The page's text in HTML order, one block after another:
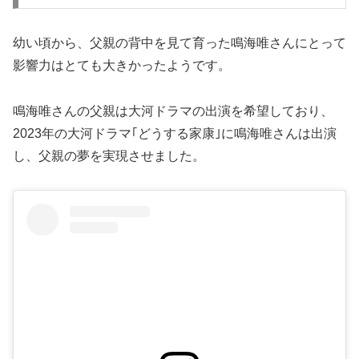
幼い頃から、父親の背中を見て育った鳴海唯さんにとって
影響力はとても大きかったようです。
鳴海唯さんの父親は大河ドラマの出演を希望しており、
2023年の大河ドラマ｢どうする家康｣に鳴海唯さんは出演
し、父親の夢を実現させました。